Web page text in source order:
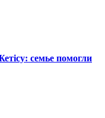
семье помогли